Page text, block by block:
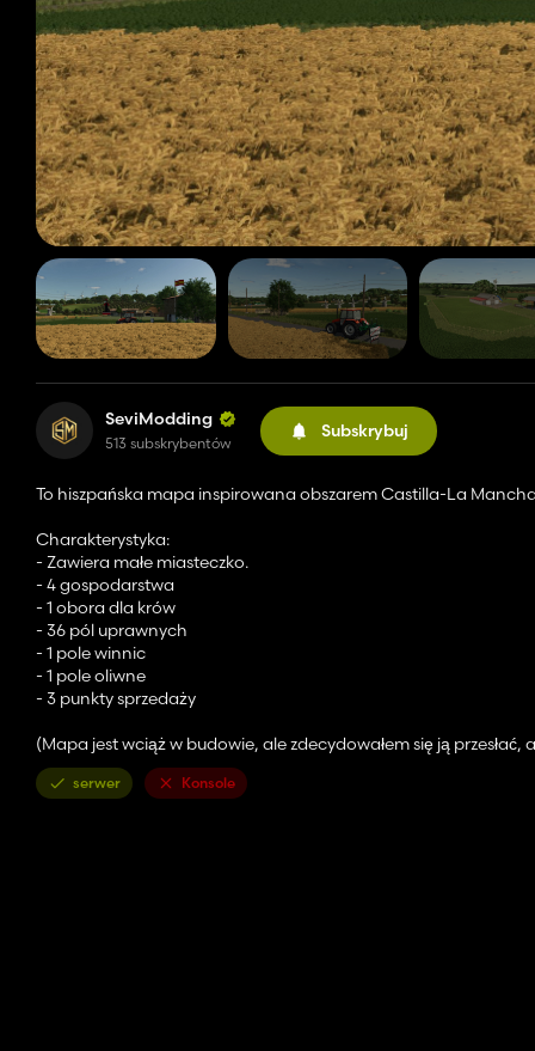
SeviModding
513 subskrybentów
Subskrybuj
To hiszpańska mapa inspirowana obszarem Castilla-La
Charakterystyka:
- Zawiera małe miasteczko.
- 4 gospodarstwa
- 1 obora dla krów
- 36 pól uprawnych
- 1 pole winnic
- 1 pole oliwne
- 3 punkty sprzedaży
(Mapa jest wciąż w budowie, ale zdecydowałem się ją
serwer Konsole